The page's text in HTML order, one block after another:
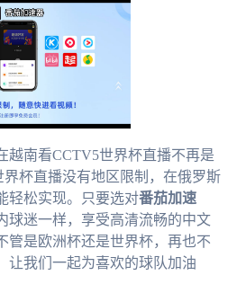
南看CCTV5世界杯直播不再是
杯直播没有地区限制，在俄罗斯
轻松实现。只要选对番茄加速
球迷一样，享受高清流畅的中文
管是欧洲杯还是世界杯，再也不
让我们一起为喜欢的球队加油